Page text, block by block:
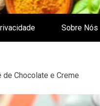
Sobre Nós
de Chocolate e Creme